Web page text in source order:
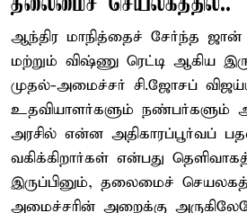
ஆந்திர மாநித்தைச் சேர்ந்த ஜான்
மற்றும் விஷ்ணு ரெட்டி ஆகிய
முதல்-அமைச்சர் சி.ஜோசப்
உதவியாளர்களும் நண்பர்களும்
அரசில் என்ன அதிகாரப்பூர்வப்
வகிக்கிறார்கள் என்பது
இருப்பினும், தலைமைச்
அமைச்சரின் அறைக்கு